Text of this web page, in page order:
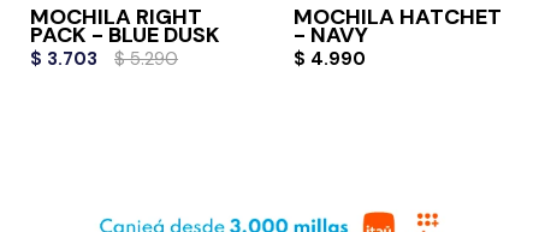
MOCHILA RIGHT
PACK - BLUE DUSK
$ 3.703 $ 5.290
MOCHILA HATCHET
- NAVY
$ 4.990